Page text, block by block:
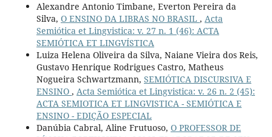
Alexandre Antonio Timbane, Everton Pereira da
Silva, O ENSINO DA LIBRAS NO BRASIL , Acta
Semiótica et Lingvistica: v. 27 n. 1 (46): ACTA
SEMIÓTICA ET LINGVÍSTICA
Luiza Helena Oliveira da Silva, Naiane Vieira dos Reis,
Gustavo Henrique Rodrigues Castro, Matheus
Nogueira Schwartzmann, SEMIÓTICA DISCURSIVA E
ENSINO , Acta Semiótica et Lingvistica: v. 26 n. 2 (45):
ACTA SEMIOTICA ET LINGVISTICA - SEMIÓTICA E
ENSINO - EDIÇÃO ESPECIAL
Danúbia Cabral, Aline Frutuoso, O PROFESSOR DE